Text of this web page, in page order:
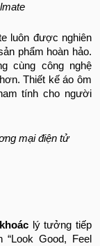
luôn được nghiên
phẩm hoàn hảo.
cùng công nghệ
Thiết kế áo ôm
tính cho người
mại điện tử
lý tưởng tiếp
Good, Feel